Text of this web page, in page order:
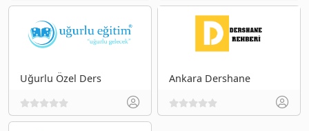
Uğurlu Özel Ders Ankara Dershane